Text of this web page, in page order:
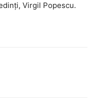
Virgil Popescu.